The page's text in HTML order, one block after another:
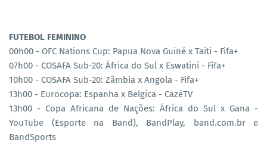
FUTEBOL FEMININO
00h00 - OFC Nations Cup: Papua Nova Guiné x Taiti - Fifa+
07h00 - COSAFA Sub-20: África do Sul x Eswatini - Fifa+
10h00 - COSAFA Sub-20: Zâmbia x Angola - Fifa+
13h00 - Eurocopa: Espanha x Belgica - CazéTV
13h00 - Copa Africana de Nações: África do Sul x Gana -
YouTube (Esporte na Band), BandPlay, band.com.br e
BandSports